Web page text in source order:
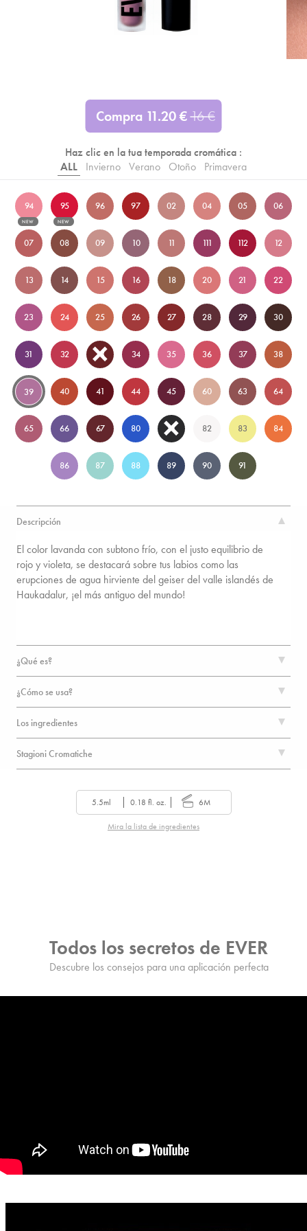
Compra 11.20 €16€
Haz clic en la tua temporada cromática :
ALL
Invierno Verano Otoño Primavera
94
NEW
95
NEW
96 97 02 04 05 06
07 08 09 10 11 111 112 12
13 14 15 16 18 20 21 22
23 24 25 26 27 28 29 30
31 32 33 34 35 36 37 38
39 40 41 44 45 60 63 64
65 66 67 80 81 82 83 84
86 87 88 89 90 91
Descripción
El color lavanda con subtono frío, con el justo equilibrio de
rojo y violeta, se destacará sobre tus labios como las
erupciones de agua hirviente del geiser del valle islandés de
Haukadalur, ¡el más antiguo del mundo!
¿Qué es?
¿Cómo se usa?
Los ingredientes
Stagioni Cromatiche
5.5ml 0.18 fl. oz. 6M
Mira la lista de ingredientes
Todos los secretos de EVER
Descubre los consejos para una aplicación perfecta